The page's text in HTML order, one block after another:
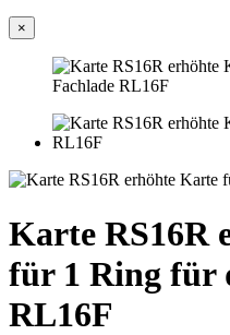
×
Karte RS16R
für 1 Ring für
RL16F